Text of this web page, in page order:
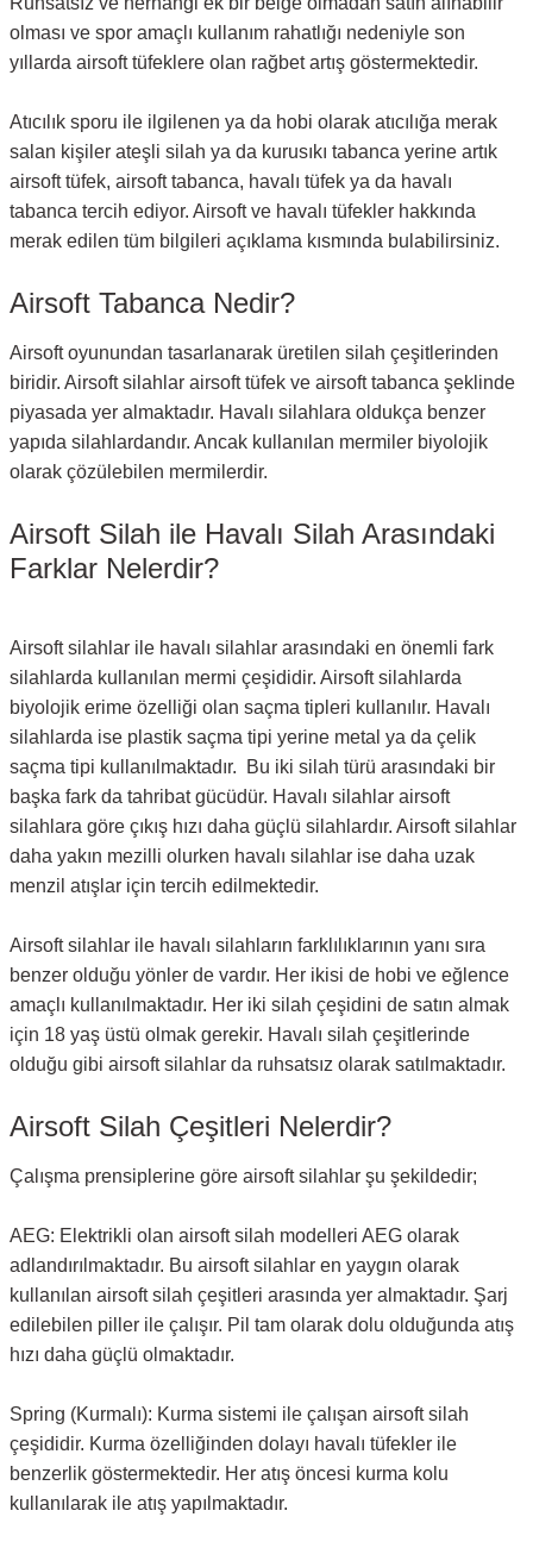
olması ve spor amaçlı kullanım rahatlığı nedeniyle son
yıllarda airsoft tüfeklere olan rağbet artış göstermektedir.
Atıcılık sporu ile ilgilenen ya da hobi olarak atıcılığa merak
salan kişiler ateşli silah ya da kurusıkı tabanca yerine artık
airsoft tüfek, airsoft tabanca, havalı tüfek ya da havalı
tabanca tercih ediyor. Airsoft ve havalı tüfekler hakkında
merak edilen tüm bilgileri açıklama kısmında bulabilirsiniz.
Airsoft Tabanca Nedir?
Airsoft oyunundan tasarlanarak üretilen silah çeşitlerinden
biridir. Airsoft silahlar airsoft tüfek ve airsoft tabanca şeklinde
piyasada yer almaktadır. Havalı silahlara oldukça benzer
yapıda silahlardandır. Ancak kullanılan mermiler biyolojik
olarak çözülebilen mermilerdir.
Airsoft Silah ile Havalı Silah Arasındaki
Farklar Nelerdir?
Airsoft silahlar ile havalı silahlar arasındaki en önemli fark
silahlarda kullanılan mermi çeşididir. Airsoft silahlarda
biyolojik erime özelliği olan saçma tipleri kullanılır. Havalı
silahlarda ise plastik saçma tipi yerine metal ya da çelik
saçma tipi kullanılmaktadır. Bu iki silah türü arasındaki bir
başka fark da tahribat gücüdür. Havalı silahlar airsoft
silahlara göre çıkış hızı daha güçlü silahlardır. Airsoft silahlar
daha yakın mezilli olurken havalı silahlar ise daha uzak
menzil atışlar için tercih edilmektedir.
Airsoft silahlar ile havalı silahların farklılıklarının yanı sıra
benzer olduğu yönler de vardır. Her ikisi de hobi ve eğlence
amaçlı kullanılmaktadır. Her iki silah çeşidini de satın almak
için 18 yaş üstü olmak gerekir. Havalı silah çeşitlerinde
olduğu gibi airsoft silahlar da ruhsatsız olarak satılmaktadır.
Airsoft Silah Çeşitleri Nelerdir?
Çalışma prensiplerine göre airsoft silahlar şu şekildedir;
AEG: Elektrikli olan airsoft silah modelleri AEG olarak
adlandırılmaktadır. Bu airsoft silahlar en yaygın olarak
kullanılan airsoft silah çeşitleri arasında yer almaktadır. Şarj
edilebilen piller ile çalışır. Pil tam olarak dolu olduğunda atış
hızı daha güçlü olmaktadır.
Spring (Kurmalı): Kurma sistemi ile çalışan airsoft silah
çeşididir. Kurma özelliğinden dolayı havalı tüfekler ile
benzerlik göstermektedir. Her atış öncesi kurma kolu
kullanılarak ile atış yapılmaktadır.